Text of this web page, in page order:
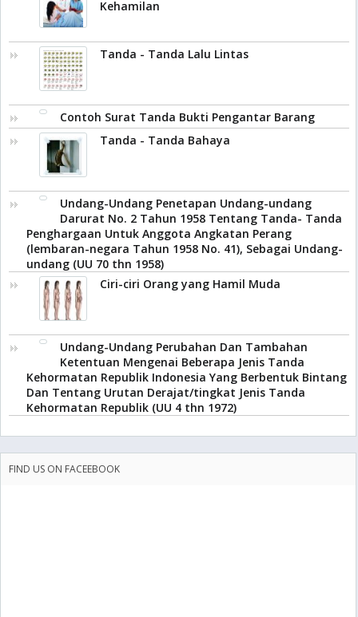
Kehamilan
Tanda - Tanda Lalu Lintas
Contoh Surat Tanda Bukti Pengantar Barang
Tanda - Tanda Bahaya
Undang-Undang Penetapan Undang-undang
Darurat No. 2 Tahun 1958 Tentang Tanda- Tanda
Penghargaan Untuk Anggota Angkatan Perang
(lembaran-negara Tahun 1958 No. 41), Sebagai Undang-
undang (UU 70 thn 1958)
Ciri-ciri Orang yang Hamil Muda
Undang-Undang Perubahan Dan Tambahan
Ketentuan Mengenai Beberapa Jenis Tanda
Kehormatan Republik Indonesia Yang Berbentuk Bintang
Dan Tentang Urutan Derajat/tingkat Jenis Tanda
Kehormatan Republik (UU 4 thn 1972)
FIND US ON FACEEBOOK